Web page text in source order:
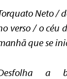
Neto /
verso / o céu
que se
a